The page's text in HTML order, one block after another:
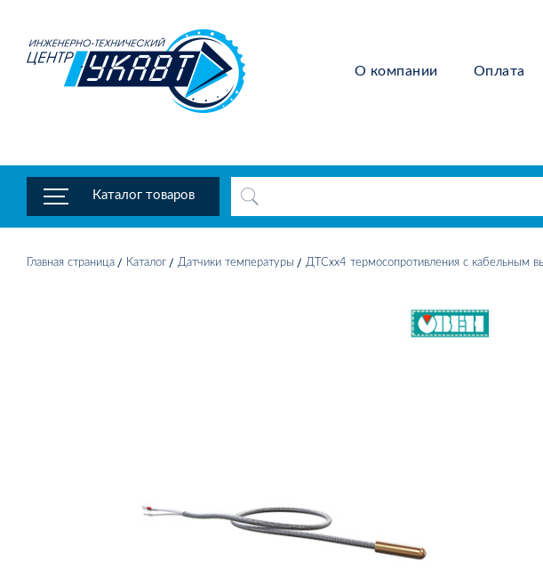
О компании Оплата
Каталог товаров
Главная страница Каталог Датчики температуры ДТСхх4 термосопротивления с кабельным